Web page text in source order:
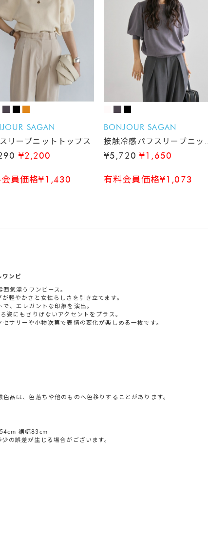
SAGAN
リーブニットトップス
¥2,200
会員価格¥1,430
BONJOUR SAGAN
接触冷感パフスリーブニッ
トップス
¥5,720 ¥1,650
有料会員価格¥1,073
ワンピ
気漂うワンピース。
軽やかさと女性らしさを引き立てます。
、エレガントな印象を演出。
姿にもさりげないアクセントをプラス。
サリーや小物次第で表情の変化が楽しめる一枚です。
品は、色落ちや他のものへ色移りすることがあります。
裾幅83cm
の誤差が生じる場合がございます。